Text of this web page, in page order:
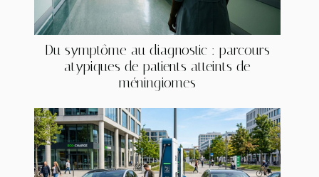
Du symptôme au diagnostic : parcours
atypiques de patients atteints de
méningiomes